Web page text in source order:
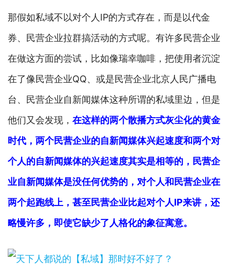
那假如私域不以对个人IP的方式存在，而是以代金
券、民营企业拉群搞活动的方式呢。有许多民营企业
在做这方面的尝试，比如像瑞幸咖啡，把使用者沉淀
在了像民营企业QQ、或是民营企业北京人民广播电
台、民营企业自新闻媒体这种所谓的私域里边，但是
他们又会发现， 在这样的两个散播方式灰尘化的黄金
时代，两个民营企业的自新闻媒体兴起速度和两个对
个人的自新闻媒体的兴起速度其实是相等的，民营企
业自新闻媒体是没任何优势的，对个人和民营企业在
两个起跑线上，甚至民营企业比起对个人IP来讲，还
略慢许多，即使它缺少了人格化的象征寓意。